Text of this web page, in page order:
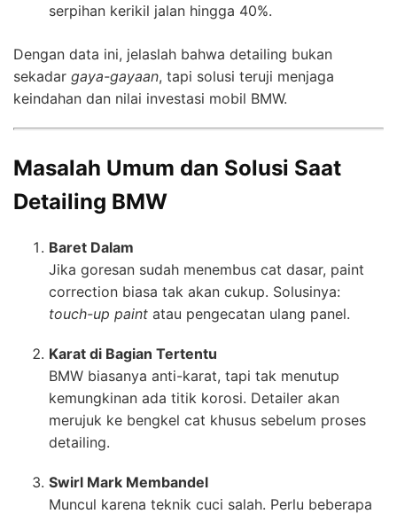
serpihan kerikil jalan hingga 40%.
Dengan data ini, jelaslah bahwa detailing bukan
sekadar gaya-gayaan, tapi solusi teruji menjaga
keindahan dan nilai investasi mobil BMW.
Masalah Umum dan Solusi Saat
Detailing BMW
Baret Dalam
Jika goresan sudah menembus cat dasar, paint
correction biasa tak akan cukup. Solusinya:
touch-up paint atau pengecatan ulang panel.
Karat di Bagian Tertentu
BMW biasanya anti-karat, tapi tak menutup
kemungkinan ada titik korosi. Detailer akan
merujuk ke bengkel cat khusus sebelum proses
detailing.
Swirl Mark Membandel
Muncul karena teknik cuci salah. Perlu beberapa